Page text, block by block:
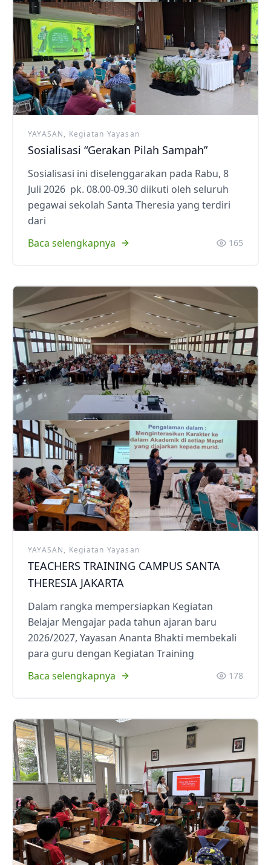
YAYASAN, Kegiatan Yayasan
Sosialisasi “Gerakan Pilah Sampah”
Sosialisasi ini diselenggarakan pada Rabu, 8
Juli 2026 pk. 08.00-09.30 diikuti oleh seluruh
pegawai sekolah Santa Theresia yang terdiri
dari
Baca selengkapnya
165
YAYASAN, Kegiatan Yayasan
TEACHERS TRAINING CAMPUS SANTA
THERESIA JAKARTA
Dalam rangka mempersiapkan Kegiatan
Belajar Mengajar pada tahun ajaran baru
2026/2027, Yayasan Ananta Bhakti membekali
para guru dengan Kegiatan Training
Baca selengkapnya
178